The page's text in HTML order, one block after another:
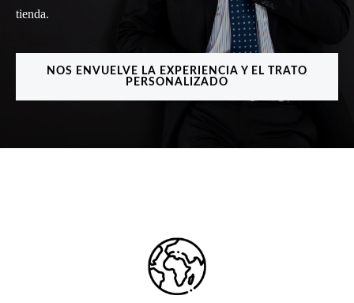
tienda.
NOS ENVUELVE LA EXPERIENCIA Y EL TRATO
PERSONALIZADO